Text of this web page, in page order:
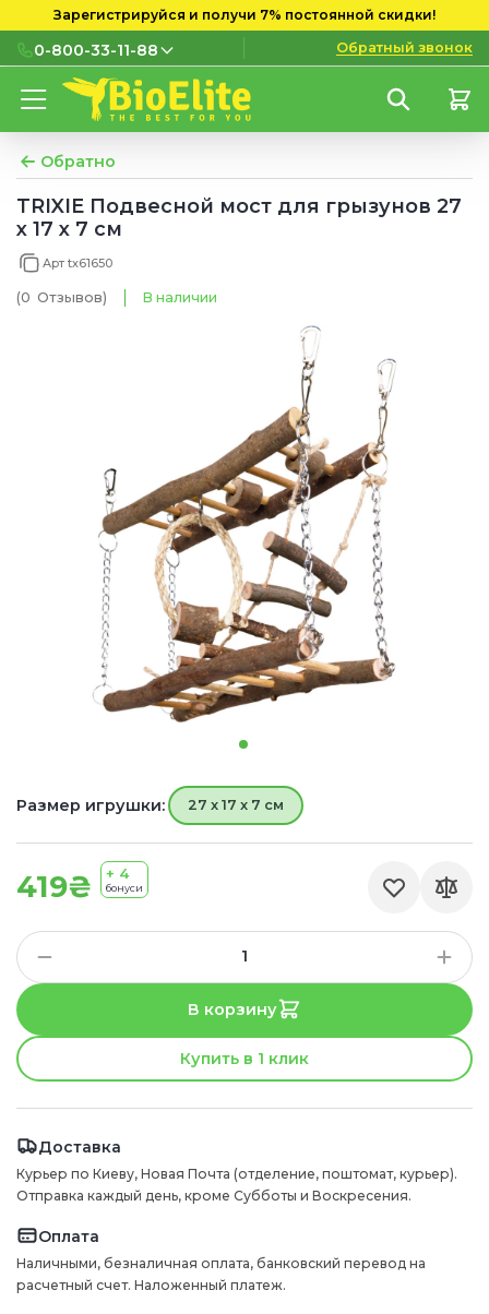
Зарегистрируйся и получи 7% постоянной скидки!
0-800-33-11-88
0-800-33-11-88
мобильных номеров
(097) 133 11 88
(095) 133 11 88
Обратный звонок
Обратно
TRIXIE Подвесной мост для грызунов 27
x 17 x 7 см
Арт tx61650
(0 Отзывов) В наличии
419₴ + 4
бонуси
Размер игрушки: 27 x 17 x 7 см
В корзину
Купить в 1 клик
Доставка
Курьер по Киеву, Новая Почта (отделение, поштомат, курьер).
Отправка каждый день, кроме Субботы и Воскресения.
Оплата
Наличными, безналичная оплата, банковский перевод на
расчетный счет. Наложенный платеж.